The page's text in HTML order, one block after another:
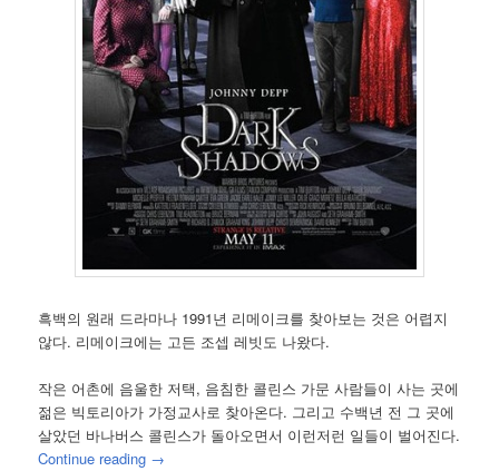
흑백의 원래 드라마나 1991년 리메이크를 찾아보는 것은 어렵지
않다. 리메이크에는 고든 조셉 레빗도 나왔다.
작은 어촌에 음울한 저택, 음침한 콜린스 가문 사람들이 사는 곳에
젊은 빅토리아가 가정교사로 찾아온다. 그리고 수백년 전 그 곳에
살았던 바나버스 콜린스가 돌아오면서 이런저런 일들이 벌어진다.
Continue reading →